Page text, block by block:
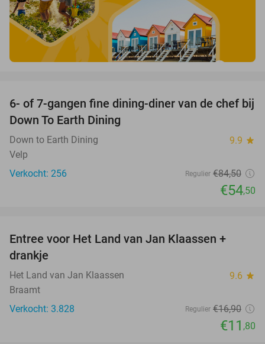
36%
6- of 7-gangen fine dining-diner van de chef bij
Down To Earth Dining
Down to Earth Dining 9.9 star
Velp
Verkocht: 256
Regulier €84,50
€54,50
Entree voor Het Land van Jan Klaassen +
drankje
Het Land van Jan Klaassen 9.6 star
Braamt
Verkocht: 3.828
Regulier €16,90
€11 ,80